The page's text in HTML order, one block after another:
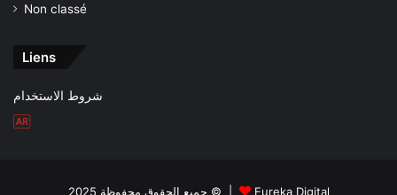
Non classé
Liens
شروط الاستخدام
جميع الحقوق محفوظة 2025 © | Eureka Digital